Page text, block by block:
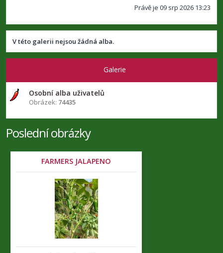
d
t
Právě je 09 srp 2026 13:23
V této galerii nejsou žádná alba.
Galerie
Osobní alba uživatelů
Obrázek: 74435
Poslední obrázky
FARMERS JALAPENO